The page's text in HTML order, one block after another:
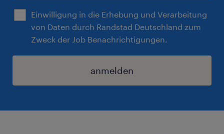
Einwilligung in die Erhebung und Verarbeitung
von Daten durch Randstad Deutschland zum
Zweck der Job Benachrichtigungen.
anmelden